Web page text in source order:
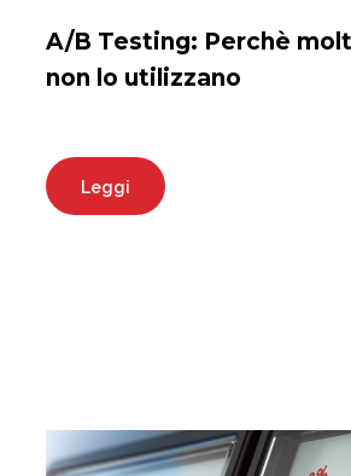
A/B Testing: Perchè
non lo utilizzano
Leggi